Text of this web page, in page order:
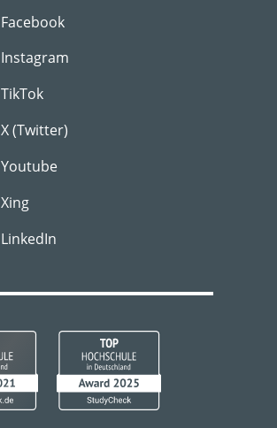
Facebook
Instagram
TikTok
X (Twitter)
Youtube
Xing
LinkedIn